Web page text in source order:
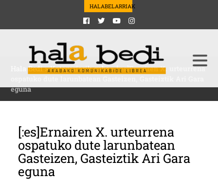
HALABELARRIAK
Hala Bedi>Kategoriarik gabe>[:es]Ernairen X. urteurrena
eguna
[:es]Ernairen X. urteurrena
ospatuko dute larunbatean
Gasteizen, Gasteiztik Ari Gara
eguna